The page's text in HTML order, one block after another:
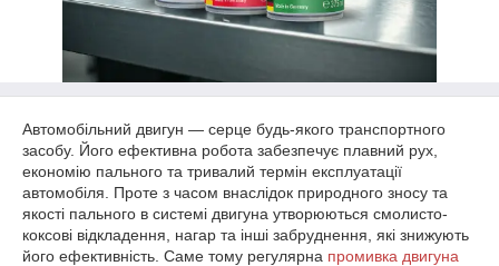
Автомобільний двигун — серце будь-якого транспортного
засобу. Його ефективна робота забезпечує плавний рух,
економію пального та тривалий термін експлуатації
автомобіля. Проте з часом внаслідок природного зносу та
якості пального в системі двигуна утворюються смолисто-
коксові відкладення, нагар та інші забруднення, які знижують
його ефективність. Саме тому регулярна промивка двигуна